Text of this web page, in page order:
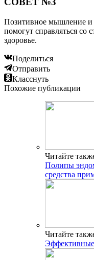
Позитивное мышление и
помогут справляться со
здоровье.
Поделиться
Отправить
Класснуть
Похожие публикации
Читайте
Полипы
средства
Читайте
Эффективные